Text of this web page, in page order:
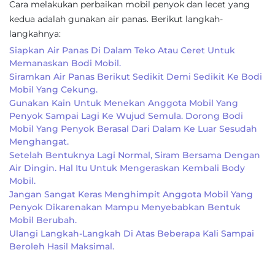
Cara melakukan perbaikan mobil penyok dan lecet yang
kedua adalah gunakan air panas. Berikut langkah-
langkahnya:
Siapkan Air Panas Di Dalam Teko Atau Ceret Untuk
Memanaskan Bodi Mobil.
Siramkan Air Panas Berikut Sedikit Demi Sedikit Ke Bodi
Mobil Yang Cekung.
Gunakan Kain Untuk Menekan Anggota Mobil Yang
Penyok Sampai Lagi Ke Wujud Semula. Dorong Bodi
Mobil Yang Penyok Berasal Dari Dalam Ke Luar Sesudah
Menghangat.
Setelah Bentuknya Lagi Normal, Siram Bersama Dengan
Air Dingin. Hal Itu Untuk Mengeraskan Kembali Body
Mobil.
Jangan Sangat Keras Menghimpit Anggota Mobil Yang
Penyok Dikarenakan Mampu Menyebabkan Bentuk
Mobil Berubah.
Ulangi Langkah-Langkah Di Atas Beberapa Kali Sampai
Beroleh Hasil Maksimal.